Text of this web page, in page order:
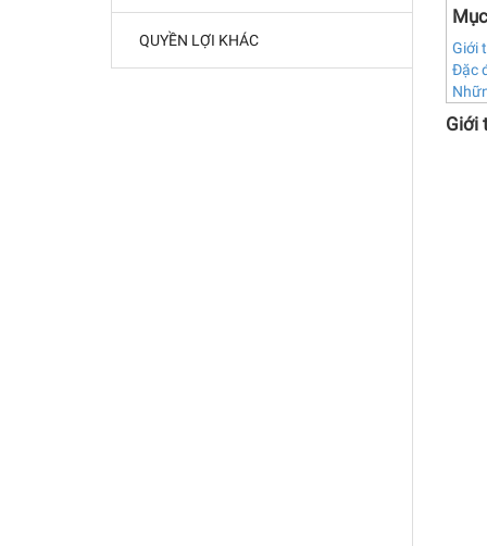
QUYỀN LỢI KHÁC
Giới
Đặc
Giới